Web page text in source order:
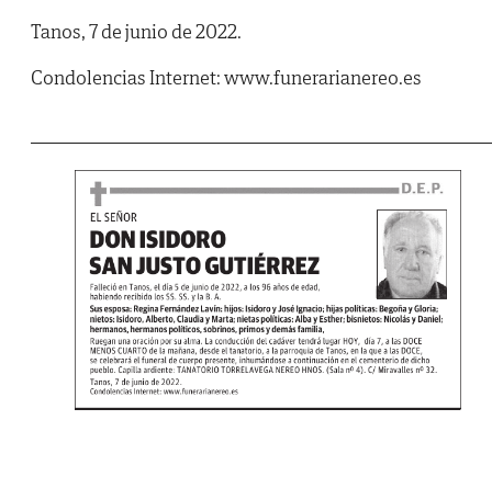
Tanos, 7 de junio de 2022.
Condolencias Internet: www.funerarianereo.es